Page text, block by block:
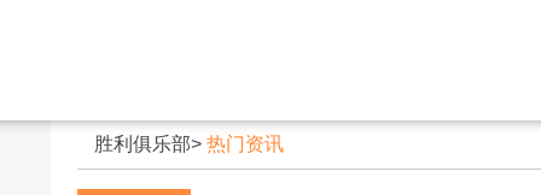
胜利俱乐部> 热门资讯